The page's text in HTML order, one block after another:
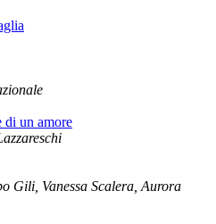
di un amore
Gili, Vanessa Scalera, Aurora